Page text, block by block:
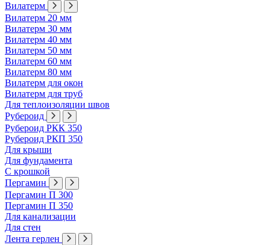
Вилатерм
Вилатерм 20 мм
Вилатерм 30 мм
Вилатерм 40 мм
Вилатерм 50 мм
Вилатерм 60 мм
Вилатерм 80 мм
Вилатерм для окон
Вилатерм для труб
Для теплоизоляции швов
Рубероид
Рубероид РКК 350
Рубероид РКП 350
Для крыши
Для фундамента
С крошкой
Пергамин
Пергамин П 300
Пергамин П 350
Для канализации
Для стен
Лента герлен